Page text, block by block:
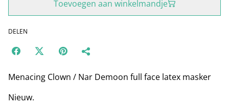
Toevoegen aan winkelmandje
DELEN
Menacing Clown / Nar Demoon full face latex masker
Nieuw.